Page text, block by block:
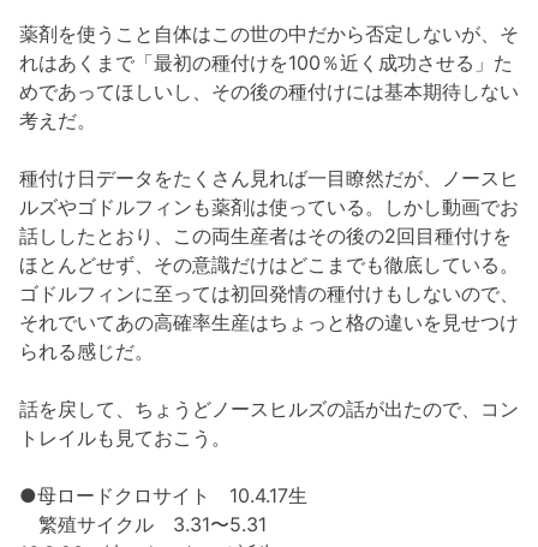
薬剤を使うこと自体はこの世の中だから否定しないが、そ
れはあくまで「最初の種付けを100％近く成功させる」た
めであってほしいし、その後の種付けには基本期待しない
考えだ。
種付け日データをたくさん見れば一目瞭然だが、ノースヒ
ルズやゴドルフィンも薬剤は使っている。しかし動画でお
話ししたとおり、この両生産者はその後の2回目種付けを
ほとんどせず、その意識だけはどこまでも徹底している。
ゴドルフィンに至っては初回発情の種付けもしないので、
それでいてあの高確率生産はちょっと格の違いを見せつけ
られる感じだ。
話を戻して、ちょうどノースヒルズの話が出たので、コン
トレイルも見ておこう。
●母ロードクロサイト 10.4.17生
繁殖サイクル 3.31〜5.31